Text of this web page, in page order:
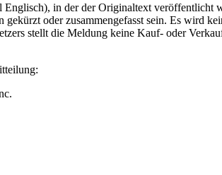
Englisch), in der der Originaltext
gekürzt oder zusammengefasst sein. Es wird
stellt die Meldung keine Kauf- oder